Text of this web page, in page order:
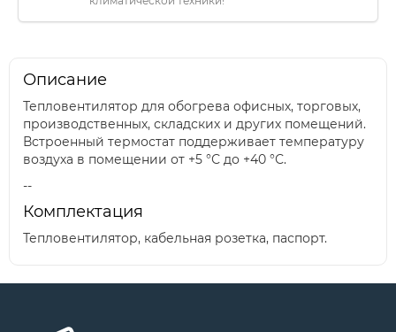
Описание
Тепловентилятор для обогрева офисных, торговых,
производственных, складских и других помещений.
Встроенный термостат поддерживает температуру
воздуха в помещении от +5 °С до +40 °С.
--
Комплектация
Тепловентилятор, кабельная розетка, паспорт.